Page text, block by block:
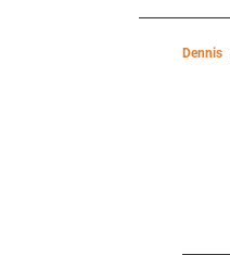
Dennis